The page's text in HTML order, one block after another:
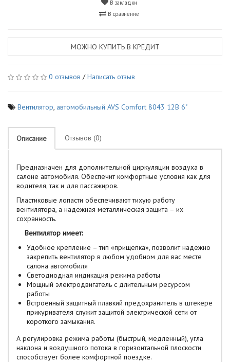
В закладки
В сравнение
МОЖНО КУПИТЬ В КРЕДИТ
0 отзывов /Написать отзыв
Вентилятор, автомобильный AVS Comfort 8043 12В 6"
Описание Отзывов (0)
Предназначен для дополнительной циркуляции воздуха в
салоне автомобиля. Обеспечит комфортные условия как для
водителя, так и для пассажиров.
Пластиковые лопасти обеспечивают тихую работу
вентилятора, а надежная металлическая защита – их
сохранность.
Вентилятор имеет:
Удобное крепление – тип «прищепка», позволит надежно
закрепить вентилятор в любом удобном для вас месте
салона автомобиля
Светодиодная индикация режима работы
Мощный электродвигатель с длительным ресурсом
работы
Встроенный защитный плавкий предохранитель в штекере
прикуривателя служит защитой электрической сети от
короткого замыкания.
А регулировка режима работы (быстрый, медленный), угла
наклона и воздушного потока в горизонтальной плоскости
способствует более комфортной поездке.